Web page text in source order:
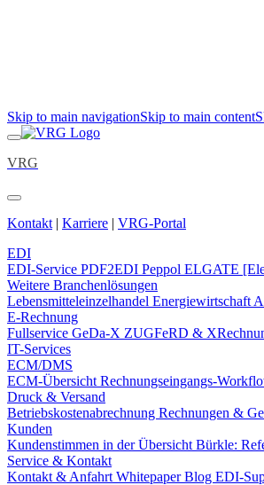
Skip to main navigationSkip to main content
VRG
Kontakt | Karriere | VRG-Portal
EDI
EDI-Service PDF2EDI Peppol ELGATE
Weitere Branchenlösungen
Lebensmitteleinzelhandel Energiewirtschaft
E-Rechnung
Fullservice GeDa-X ZUGFeRD &
IT-Services
ECM/DMS
ECM-Übersicht Rechnungseingangs-
Druck & Versand
Betriebskostenabrechnung Rechnungen &
Kunden
Kundenstimmen in der Übersicht Bürkle:
Service & Kontakt
Kontakt & Anfahrt WhitepaperBlog EDI-